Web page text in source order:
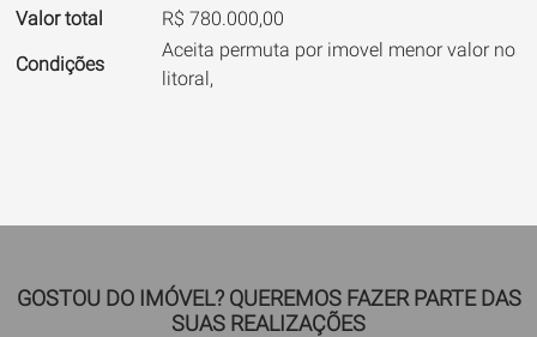
Valor total
R$ 780.000,00
Condições
Aceita permuta por imovel menor valor no
litoral,
GOSTOU DO IMÓVEL? QUEREMOS FAZER PARTE DAS
SUAS REALIZAÇÕES